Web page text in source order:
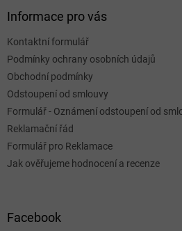
Informace pro vás
Kontaktní formulář
Podmínky ochrany osobních údajů
Obchodní podmínky
Odstoupení od smlouvy
Formulář - Oznámení odstoupení od
Reklamační řád
Formulář pro Reklamace
Jak ověřujeme hodnocení a recenze
Facebook